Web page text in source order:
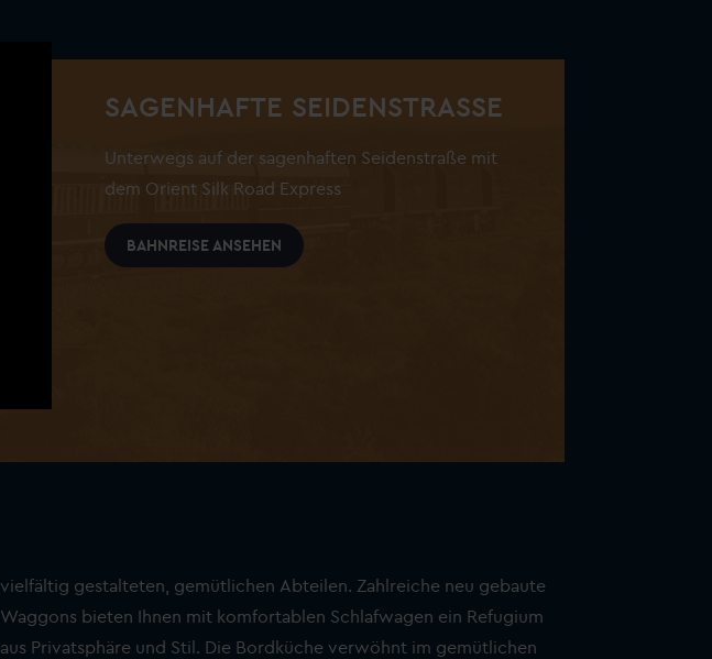
SAGENHAFTE SEIDENSTRASSE
Unterwegs auf der sagenhaften Seidenstraße mit
dem Orient Silk Road Express
BAHNREISE ANSEHEN
vielfältig gestalteten, gemütlichen Abteilen. Zahlreiche neu gebaute
Waggons bieten Ihnen mit komfortablen Schlafwagen ein Refugium
aus Privatsphäre und Stil. Die Bordküche verwöhnt im gemütlichen